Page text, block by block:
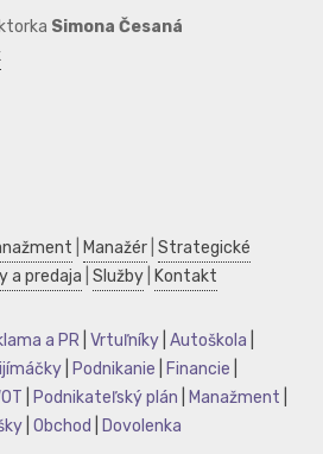
Simona Česaná
Manažér Strategické
a predaja Služby Kontakt
a PR Vrtuľníky Autoškola
Podnikanie Financie
Podnikateľský plán Manažment
Obchod Dovolenka